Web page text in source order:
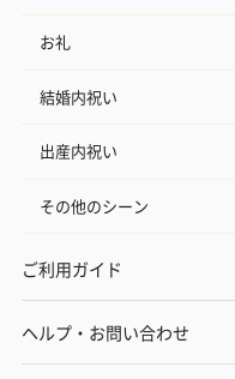
お礼
結婚内祝い
出産内祝い
その他のシーン
ご利用ガイド
ヘルプ・お問い合わせ